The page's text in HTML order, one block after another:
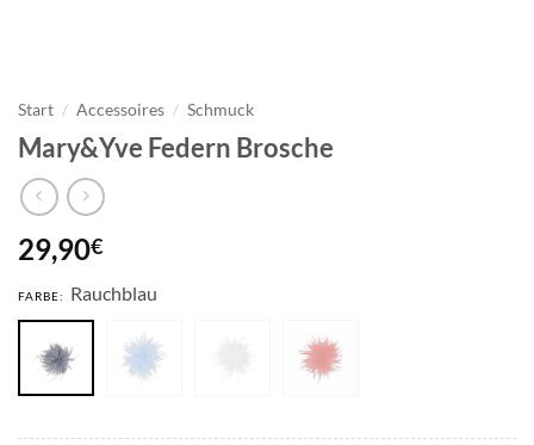
Start / Accessoires / Schmuck
Mary&Yve Federn Brosche
29,90€
FARBE: Rauchblau